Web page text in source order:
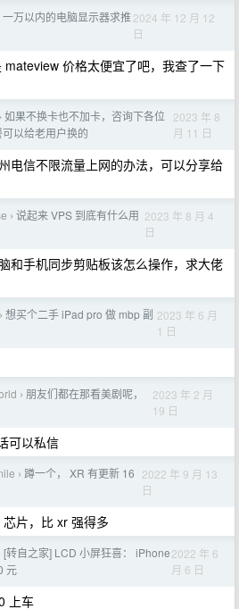
一万以内的电脑显示器求推 2024 年 12 月 12
日
mateview 价格太便宜了吧，我查了一下
› 如果不换卡也不加卡，咨询下各位
以给老用户换的
2023 年 8
月 11 日
电信不限流量上网的办法，可以分享给
› 说起来 VPS 到底有什么用 2023 年 8 月 4
日
和手机同步剪贴板该怎么操作，求大佬
› 想买个二手 iPad pro 做 mbp 副 2023 年 6 月
1 日
› 朋友们都在那看美剧呢，
2023 年 2 月
19 日
可以私信
› 蹲一个， XR 有更新 16 2022 年 9 月 13
日
片，比 xr 强得多
[转自之家] LCD 小屏狂喜： iPhone
元
2022 年 6
月 6 日
上车